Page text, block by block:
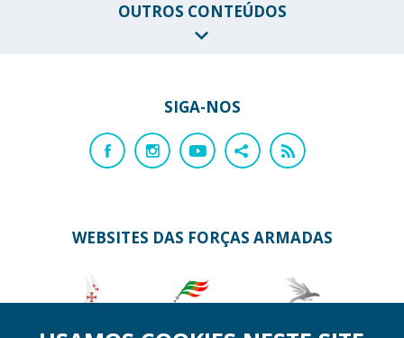
OUTROS CONTEÚDOS
SIGA-NOS
WEBSITES DAS FORÇAS ARMADAS